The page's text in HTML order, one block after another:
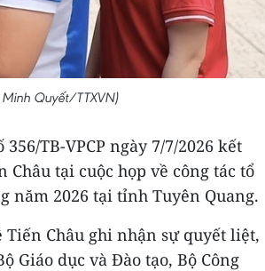
Quyết/TTXVN)
TB-VPCP ngày 7/7/2026 kết
tại cuộc họp về công tác tổ
năm 2026 tại tỉnh Tuyên Quang.
Tiến Châu ghi nhận sự quyết liệt,
Giáo dục và Đào tạo, Bộ Công